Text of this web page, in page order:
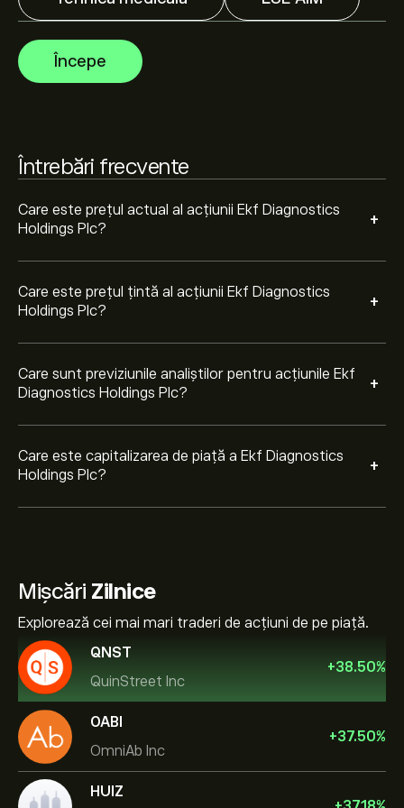
Începe
Întrebări frecvente
Care este prețul actual al acțiunii Ekf Diagnostics
Holdings Plc?
+
Care este prețul țintă al acțiunii Ekf Diagnostics
Holdings Plc?
+
Care sunt previziunile analiștilor pentru acțiunile Ekf
Diagnostics Holdings Plc?
+
Analiștii oferă previziuni pentru acțiunile Ekf Diagnostics
Holdings Plc bazate pe tendințele pieței, rapoarte
financiare și creșterea estimată. Verifică cele mai
recente previziuni pentru mișcările viitoare de preț.
Care este capitalizarea de piață a Ekf Diagnostics
Holdings Plc?
+
Mișcări Zilnice
Explorează cei mai mari traderi de acțiuni de pe piață.
QNST
QuinStreet Inc
+38.50%
OABI
OmniAb Inc
+37.50%
HUIZ